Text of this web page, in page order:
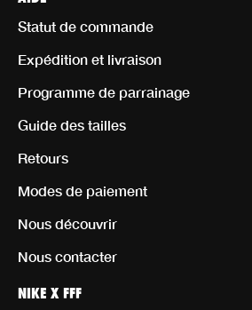
Statut de commande
Expédition et livraison
Programme de parrainage
Guide des tailles
Retours
Modes de paiement
Nous découvrir
Nous contacter
NIKE X FFF